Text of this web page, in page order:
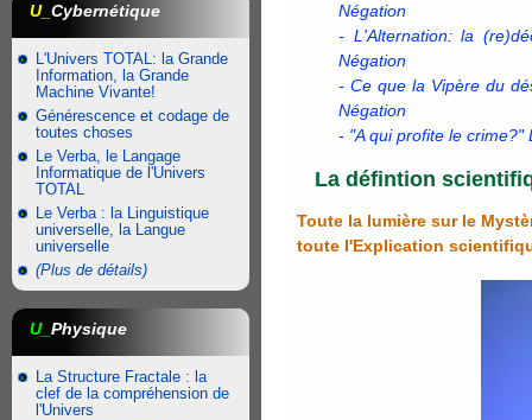
U_ Cybernétique
L'Univers TOTAL: la Grande
Information, la Grande
Machine Vivante!
Générescence et codage de
toutes choses
Le Verba, le Langage
Informatique de l'Univers
TOTAL
Le Verba : la Linguistique
universelle, la Langue
universelle
(Plus de détails)
U_ Physique
La Structure Fractale : la
clef de la compréhension de
l'Univers
Négation
- L'Alternation: la
Négation
- Ce que la Vipère du
Négation
- "A qui profite le
La défintion
Toute la lumière sur le
toute l'Explication